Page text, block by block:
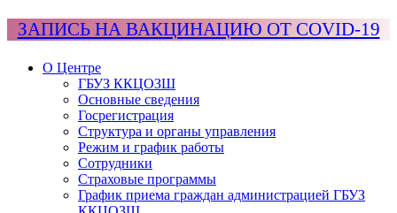
ЗАПИСЬ НА ВАКЦИНАЦИЮ ОТ COVID-19
О Центре
ГБУЗ ККЦОЗШ
Основные сведения
Госрегистрация
Структура и органы управления
Режим и график работы
Сотрудники
Страховые программы
График приема граждан администрацией ГБУЗ